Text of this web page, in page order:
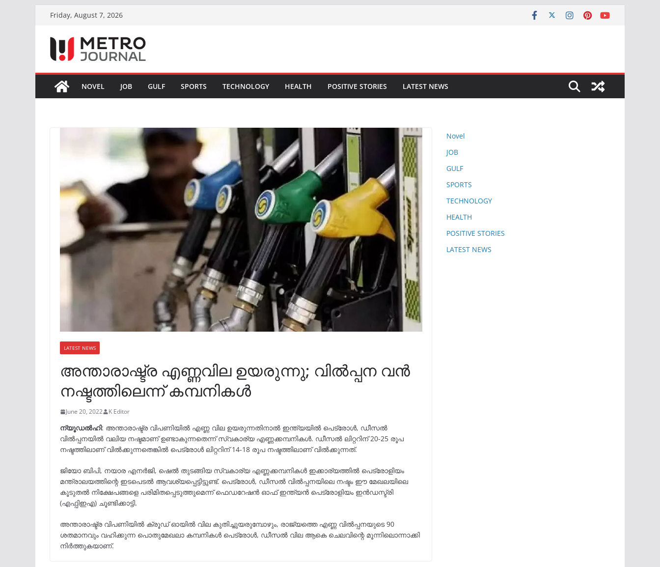
content
Friday, August 7, 2026
NOVEL JOB GULF SPORTS TECHNOLOGY HEALTH POSITIVE STORIES LATEST NEWS
LATEST NEWS
അന്താരാഷ്ട്ര എണ്ണവില ഉയരുന്നു; വിൽപ്പന വന്‍
നഷ്ടത്തിലെന്ന് കമ്പനികള്‍
June 20, 2022 K Editor
ന്യൂഡല്‍ഹി: അന്താരാഷ്ട്ര വിപണിയിൽ എണ്ണ വില ഉയരുന്നതിനാൽ ഇന്ത്യയിൽ പെട്രോൾ, ഡീസൽ
വിൽപ്പനയിൽ വലിയ നഷ്ടമാണ് ഉണ്ടാകുന്നതെന്ന് സ്വകാര്യ എണ്ണക്കമ്പനികൾ. ഡീസൽ ലിറ്ററിന് 20-25 രൂപ
നഷ്ടത്തിലാണ് വിൽക്കുന്നതെങ്കിൽ പെട്രോൾ ലിറ്ററിന് 14-18 രൂപ നഷ്ടത്തിലാണ് വിൽക്കുന്നത്.
ജിയോ ബിപി, നയാര എനർജി, ഷെൽ തുടങ്ങിയ സ്വകാര്യ എണ്ണക്കമ്പനികൾ ഇക്കാര്യത്തിൽ പെട്രോളിയം
മന്ത്രാലയത്തിന്റെ ഇടപെടൽ ആവശ്യപ്പെട്ടിട്ടുണ്ട്. പെട്രോൾ, ഡീസൽ വിൽപ്പനയിലെ നഷ്ടം ഈ മേഖലയിലെ
കൂടുതൽ നിക്ഷേപങ്ങളെ പരിമിതപ്പെടുത്തുമെന്ന് ഫെഡറേഷൻ ഓഫ് ഇന്ത്യൻ പെട്രോളിയം ഇൻഡസ്ട്രി
(എഫ്പിഇഎ) ചൂണ്ടിക്കാട്ടി.
അന്താരാഷ്ട്ര വിപണിയിൽ ക്രൂഡ് ഓയിൽ വില കുതിച്ചുയരുമ്പോഴും, രാജ്യത്തെ എണ്ണ വിൽപ്പനയുടെ 90
ശതമാനവും വഹിക്കുന്ന പൊതുമേഖലാ കമ്പനികൾ പെട്രോള്‍, ഡീസല്‍ വില ആകെ ചെലവിന്റെ മൂന്നിലൊന്നാക്കി
നിര്‍ത്തുകയാണ്.
Novel
JOB
GULF
SPORTS
TECHNOLOGY
HEALTH
POSITIVE STORIES
LATEST NEWS